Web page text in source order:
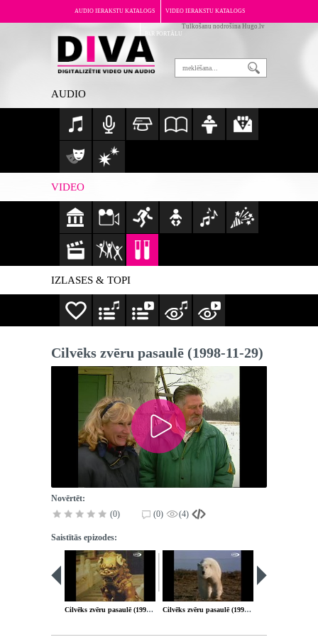
AUDIO IERAKSTU KATALOGS VIDEO IERAKSTU KATALOGS
PAR PORTĀLU
Tulkošanu nodrošina Hugo.lv
AUDIO
VIDEO
IZLASES & TOPI
Cilvēks zvēru pasaulē (1998-11-29)
Novērtēt:
(0)
(0) (4)
Saistītās epizodes:
Cilvēks zvēru pasaulē (1998-11-12) Cilvēks zvēru pasaulē (1998-12-13)